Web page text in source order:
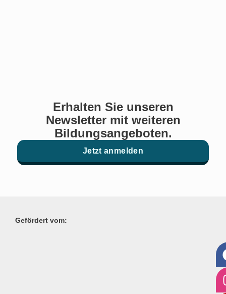
Erhalten Sie unseren
Newsletter mit weiteren
Bildungsangeboten.
Jetzt anmelden
Gefördert vom: